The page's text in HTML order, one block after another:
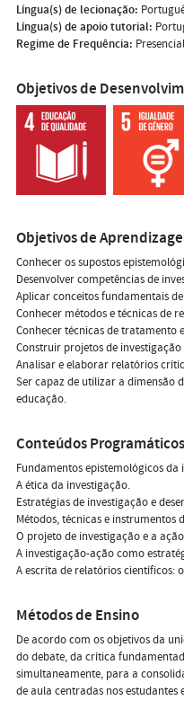
Língua(s) de lecionação:
Língua(s) de apoio tutorial:
Regime de Frequência: Presencial
Objetivos de
Objetivos de
Conhecer os supostos
Desenvolver competências de
Aplicar conceitos fundamentais
Conhecer métodos e técnicas de
Conhecer técnicas de tratamento
Construir projetos de
Analisar e elaborar relatórios
Ser capaz de utilizar a dimensão
educação.
Conteúdos Programáticos
Fundamentos epistemológicos
A ética da investigação.
Estratégias de investigação e
Métodos, técnicas e instrumentos
O projeto de investigação e a
A investigação-ação como
A escrita de relatórios científicos:
Métodos de Ensino
De acordo com os objetivos da
do debate, da crítica
simultaneamente, para a
de aula centradas nos estudantes